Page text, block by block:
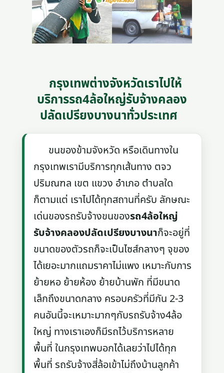
กรุงเทพต่างจังหวัดเราไปให้
บริการรถ4ล้อใหญ่รับจ้างคลอง
ปลัดเปรียงบางนาทั่วประเทศ
ขนของข้ามจังหวัด หรือเดินทางใน
กรุงเทพเรามีบริการทุกเส้นทาง ตจว
ปริมณฑล เขต แขวง อำเภอ ตำบลใด
ก็ตามแต่ เราไปได้ทุกสถานที่ครับ ลักษณะ
เด่นของรถรับจ้างขนของรถ4ล้อใหญ่
รับจ้างคลองปลัดเปรียงบางนาก็จะอยู่ที่
ขนาดของตัวรถก็จะเป็นไซส์กลางๆ จุของ
ได้เยอะมากแถมราคาไม่แพง เหมาะกับการ
ย้ายหอ ย้ายห้อง ย้ายบ้านพัก ที่มีขนาด
เล็กถึงขนาดกลาง ครอบครัวที่มีกัน 2-3
คนอันนี้จะเหมาะมากๆกับรถรับจ้าง4ล้อ
ใหญ่ ทางเราเองก็มีรถไว้บริการหลาย
พื้นที่ ในกรุงเทพบอกได้เลยว่าไปได้ทุก
พื้นที่ รถรับจ้างสี่ล้อเข้าไม่ถึงบ้านลูกค้า